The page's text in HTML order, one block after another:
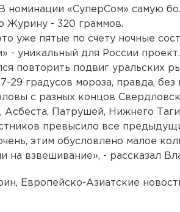
В номинации «СуперСом» самую
Журину - 320 граммов.
уже пятые по счету ночные
- уникальный для России
повторить подвиг уральских
29 градусов мороза, правда, без
с разных концов
Асбеста, Патрушей, Нижнего
превысило все
этим обусловлено малое
на взвешивание», - рассказал
Европейско-Азиатские